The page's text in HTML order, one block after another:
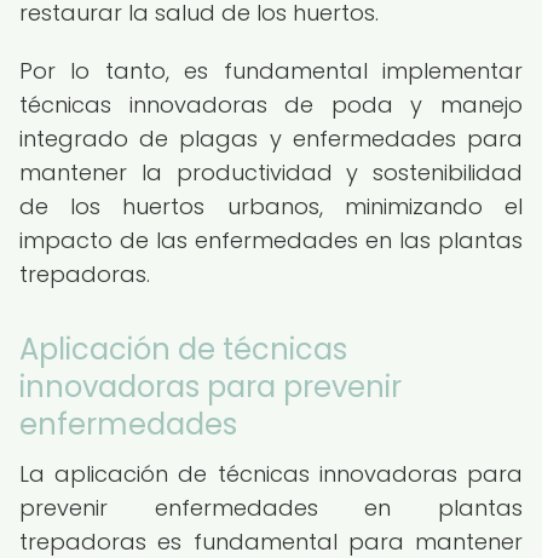
restaurar la salud de los huertos.
Por lo tanto, es fundamental implementar
técnicas innovadoras de poda y manejo
integrado de plagas y enfermedades para
mantener la productividad y sostenibilidad
de los huertos urbanos, minimizando el
impacto de las enfermedades en las plantas
trepadoras.
Aplicación de técnicas
innovadoras para prevenir
enfermedades
La aplicación de técnicas innovadoras para
prevenir enfermedades en plantas
trepadoras es fundamental para mantener